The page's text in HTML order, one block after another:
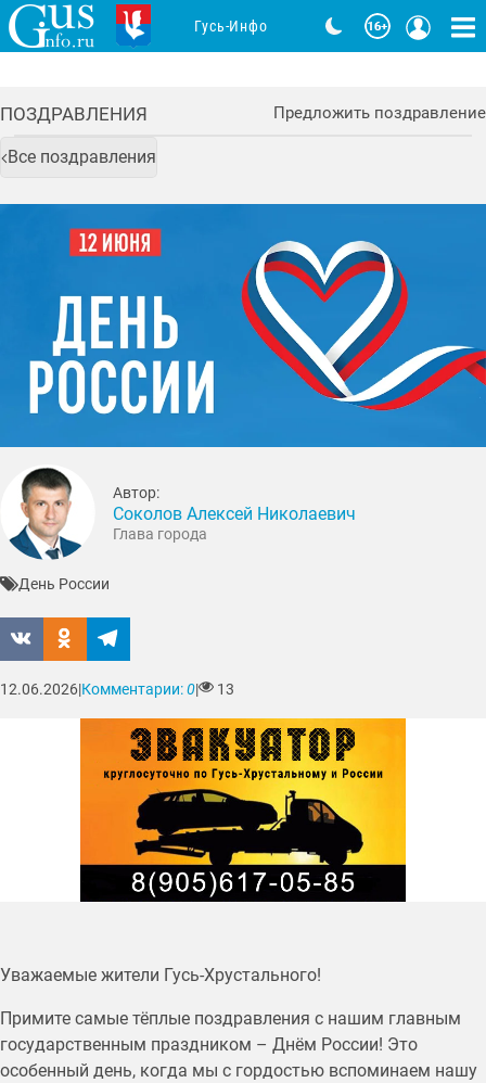
ПОЗДРАВЛЕНИЯ Предложить поздравление
Все поздравления
Уважаемые жители Гусь-Хрустального!
Примите самые тёплые поздравления с нашим главным
государственным праздником – Днём России! Это
особенный день, когда мы с гордостью вспоминаем нашу
Автор:
Соколов Алексей Николаевич
Глава города
День России
12.06.2026|Комментарии:0| 13
Гусь-Инфо